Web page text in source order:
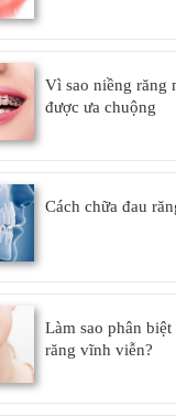
Vì sao niềng răng
được ưa chuộng
Cách chữa đau
Làm sao phân
răng vĩnh viễn?